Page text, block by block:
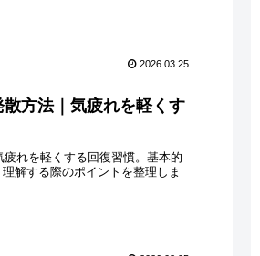
2026.03.25
方法｜気疲れを軽くす
れを軽くする回復習慣。基本的
解する際のポイントを整理しま